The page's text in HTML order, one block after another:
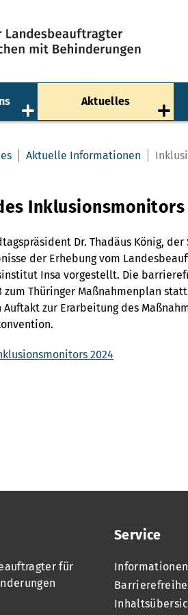
Aktuelles
Aktuelle Informationen
Dr. Thadäus König,
der Erhebung vom
Insa vorgestellt. Die
Thüringer Maßnahmenplan
zur Erarbeitung des
2024
für
Service
Informationen